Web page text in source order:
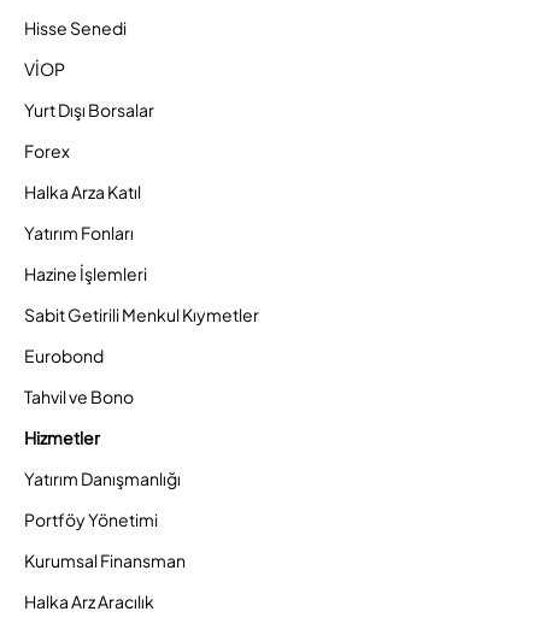
Hisse Senedi
VİOP
Yurt Dışı Borsalar
Forex
Halka Arza Katıl
Yatırım Fonları
Hazine İşlemleri
Sabit Getirili Menkul Kıymetler
Eurobond
Tahvil ve Bono
Hizmetler
Yatırım Danışmanlığı
Portföy Yönetimi
Kurumsal Finansman
Halka Arz Aracılık